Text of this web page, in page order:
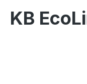
KB
Bildergalerie